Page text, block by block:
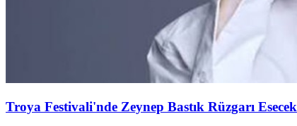
Troya Festivali'nde Zeynep Bastık Rüzgarı Esecek